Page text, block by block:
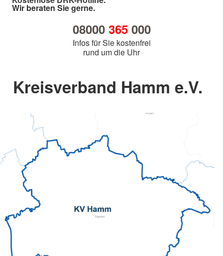
Wir beraten Sie gerne.
08000 365000
Infos für Sie kostenfrei
rund um die Uhr
Kreisverband Hamm e.V.